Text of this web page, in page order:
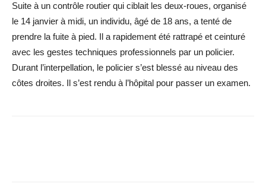
Suite à un contrôle routier qui ciblait les deux-roues, organisé
le 14 janvier à midi, un individu, âgé de 18 ans, a tenté de
prendre la fuite à pied. Il a rapidement été rattrapé et ceinturé
avec les gestes techniques professionnels par un policier.
Durant l’interpellation, le policier s’est blessé au niveau des
côtes droites. Il s’est rendu à l’hôpital pour passer un examen.